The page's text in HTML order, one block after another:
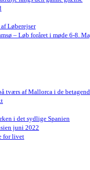
Løberejser
– Løb foråret i møde 6-8.
tværs af Mallorca i de
i det sydlige Spanien
juni 2022
for livet